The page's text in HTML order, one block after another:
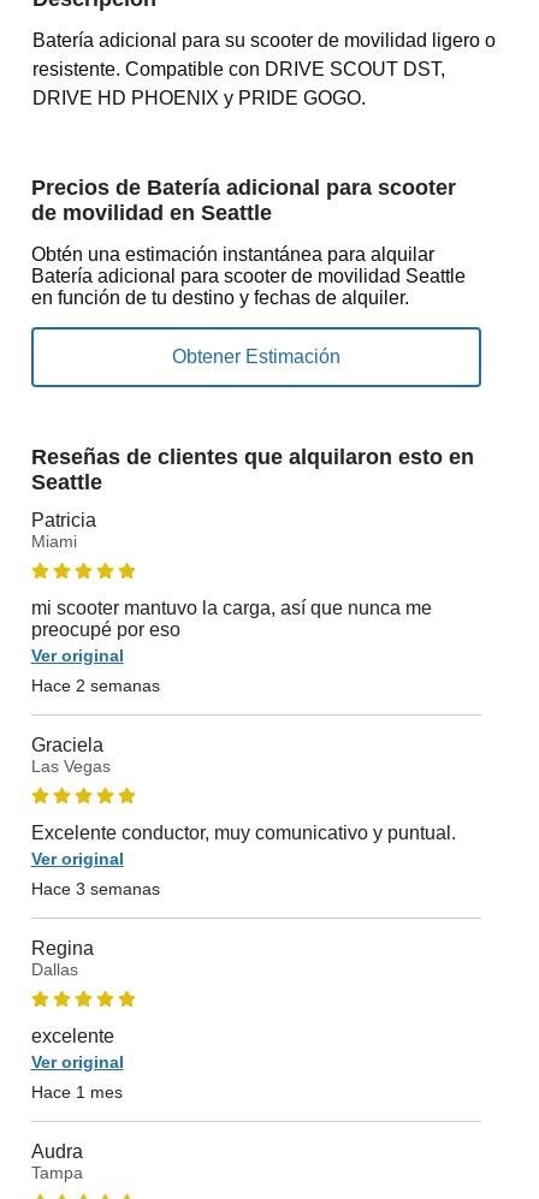
Batería adicional para su scooter de movilidad ligero o
resistente. Compatible con DRIVE SCOUT DST,
DRIVE HD PHOENIX y PRIDE GOGO.
Precios de Batería adicional para scooter
de movilidad en Seattle
Obtén una estimación instantánea para alquilar
Batería adicional para scooter de movilidad Seattle
en función de tu destino y fechas de alquiler.
Reseñas de clientes que alquilaron esto en
Seattle
Patricia
Miami
mi scooter mantuvo la carga, así que nunca me
preocupé por eso
Ver original
Hace 2 semanas
Graciela
Las Vegas
Excelente conductor, muy comunicativo y puntual.
Ver original
Hace 3 semanas
Regina
Dallas
excelente
Ver original
Hace 1 mes
Audra
Tampa